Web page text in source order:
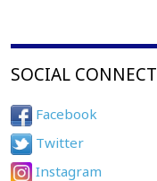
SOCIAL CONNECT
Facebook
Twitter
Instagram